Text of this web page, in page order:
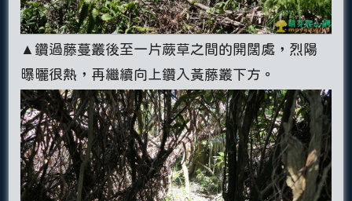
▲鑽過藤蔓叢後至一片蕨草之間的開闊處，烈陽
曝曬很熱，再繼續向上鑽入黃藤叢下方。